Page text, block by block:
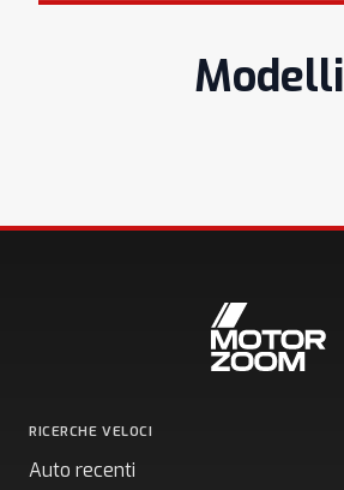
Modelli
RICERCHE VELOCI
Auto recenti